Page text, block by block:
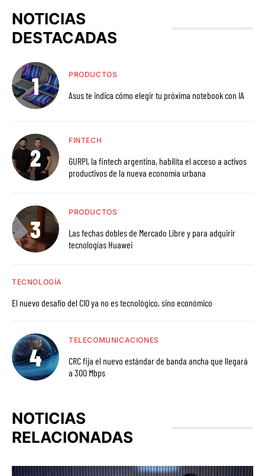
NOTICIAS
DESTACADAS
PRODUCTOS
Asus te indica cómo elegir tu próxima notebook con IA
FINTECH
GURPI, la fintech argentina, habilita el acceso a activos
productivos de la nueva economía urbana
PRODUCTOS
Las fechas dobles de Mercado Libre y para adquirir
tecnologías Huawei
TECNOLOGÍA
El nuevo desafío del CIO ya no es tecnológico, sino económico
TELECOMUNICACIONES
CRC fija el nuevo estándar de banda ancha que llegará
a 300 Mbps
NOTICIAS
RELACIONADAS